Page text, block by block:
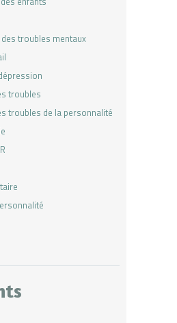
troubles mentaux
troubles
troubles de la personnalité